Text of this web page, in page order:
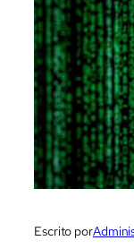
Escrito por